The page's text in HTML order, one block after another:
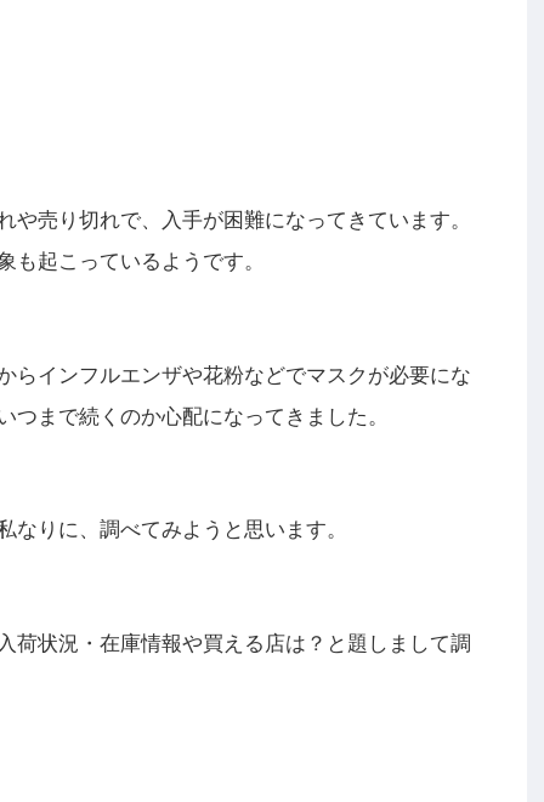
売り切れで、入手が困難になってきています。
も起こっているようです。
らインフルエンザや花粉などでマスクが必要にな
まで続くのか心配になってきました。
りに、調べてみようと思います。
荷状況・在庫情報や買える店は？と題しまして調